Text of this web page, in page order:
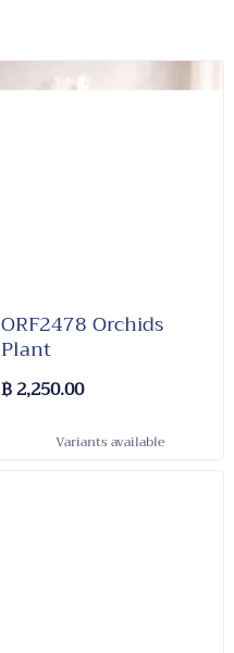
ORF2478 Orchids
Plant​
฿ 2,250.00
Variants available